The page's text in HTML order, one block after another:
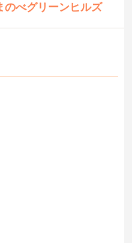
のべグリーンヒルズ